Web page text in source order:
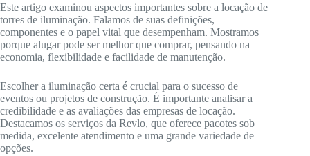
Este artigo examinou aspectos importantes sobre a locação de
torres de iluminação. Falamos de suas definições,
componentes e o papel vital que desempenham. Mostramos
porque alugar pode ser melhor que comprar, pensando na
economia, flexibilidade e facilidade de manutenção.
Escolher a iluminação certa é crucial para o sucesso de
eventos ou projetos de construção. É importante analisar a
credibilidade e as avaliações das empresas de locação.
Destacamos os serviços da Revlo, que oferece pacotes sob
medida, excelente atendimento e uma grande variedade de
opções.